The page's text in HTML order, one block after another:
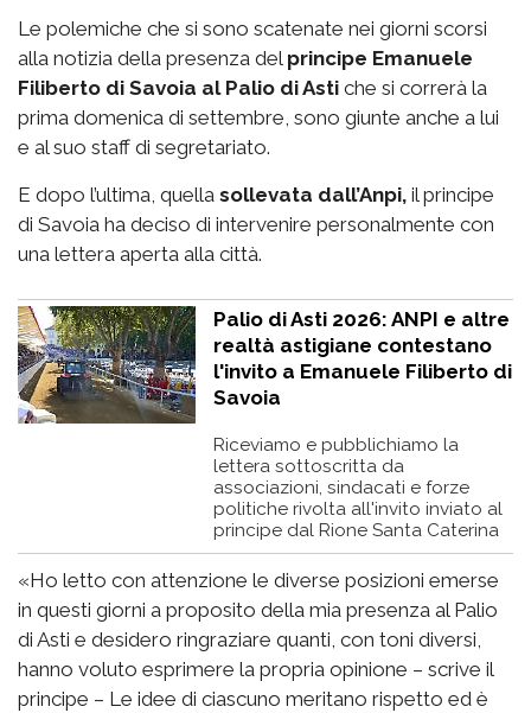
Le polemiche che si sono scatenate nei giorni scorsi
alla notizia della presenza del principe Emanuele
Filiberto di Savoia al Palio di Asti che si correrà la
prima domenica di settembre, sono giunte anche a lui
e al suo staff di segretariato.
E dopo l’ultima, quella sollevata dall’Anpi, il principe
di Savoia ha deciso di intervenire personalmente con
una lettera aperta alla città.
Palio di Asti 2026: ANPI e altre
realtà astigiane contestano
l'invito a Emanuele Filiberto di
Savoia
Riceviamo e pubblichiamo la
lettera sottoscritta da
associazioni, sindacati e forze
politiche rivolta all'invito inviato al
principe dal Rione Santa Caterina
«Ho letto con attenzione le diverse posizioni emerse
in questi giorni a proposito della mia presenza al Palio
di Asti e desidero ringraziare quanti, con toni diversi,
hanno voluto esprimere la propria opinione – scrive il
principe – Le idee di ciascuno meritano rispetto ed è